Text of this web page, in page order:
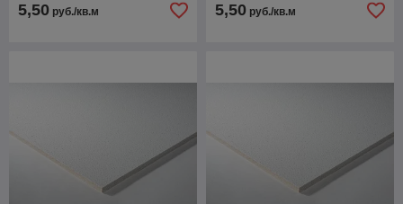
5,50 руб./кв.м 5,50 руб./кв.м